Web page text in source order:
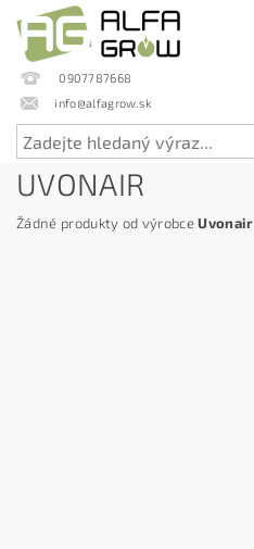
0907787668
info@alfagrow.sk
UVONAIR
Žádné produkty od výrobceUvonair